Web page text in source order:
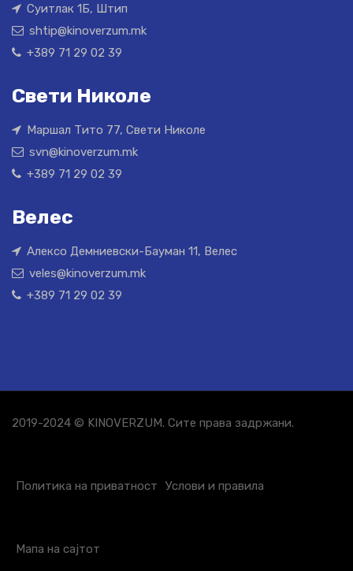
Суитлак 1Б, Штип
shtip@kinoverzum.mk
+389 71 29 02 39
Свети Николе
Маршал Тито 77, Свети Николе
svn@kinoverzum.mk
+389 71 29 02 39
Велес
Алексо Демниевски-Бауман 11, Велес
veles@kinoverzum.mk
+389 71 29 02 39
2019-2024 © KINOVERZUM. Сите права задржани.
Политика на приватност Услови и правила
Мапа на сајтот